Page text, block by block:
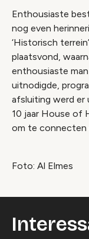
Enthousiaste
nog even
‘Historisch
plaatsvond,
enthousiaste
uitnodigde,
afsluiting werd er
10 jaar House of
om te connecten
Foto: Al Elmes